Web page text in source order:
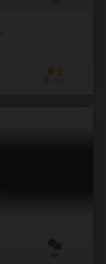
2
持ってる